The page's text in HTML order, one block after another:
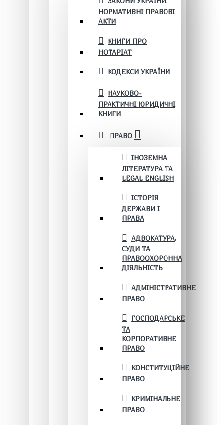
НОРМАТИВНІ ПРАВОВІ
АКТИ
КНИГИ ПРО
НОТАРІАТ
КОДЕКСИ УКРАЇНИ
НАУКОВО-
ПРАКТИЧНІ ЮРИДИЧНІ
КНИГИ
ПРАВО
ІНОЗЕМНА
ЛІТЕРАТУРА ТА
LEGAL ENGLISH
ІСТОРІЯ
ДЕРЖАВИ І
ПРАВА
АДВОКАТУРА,
СУДИ ТА
ПРАВООХОРОННА
ДІЯЛЬНІСТЬ
АДМІНІСТРАТИВНЕ
ПРАВО
ГОСПОДАРСЬКЕ
ТА
КОРПОРАТИВНЕ
ПРАВО
КОНСТИТУЦІЙНЕ
ПРАВО
КРИМІНАЛЬНЕ
ПРАВО